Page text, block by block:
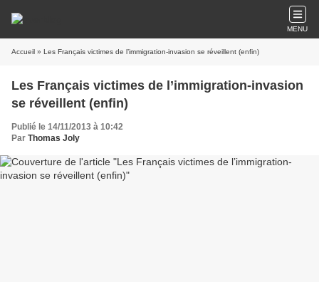
MENU
Accueil » Les Français victimes de l’immigration-invasion se réveillent (enfin)
Les Français victimes de l’immigration-invasion
se réveillent (enfin)
Publié le 14/11/2013 à 10:42
Par Thomas Joly